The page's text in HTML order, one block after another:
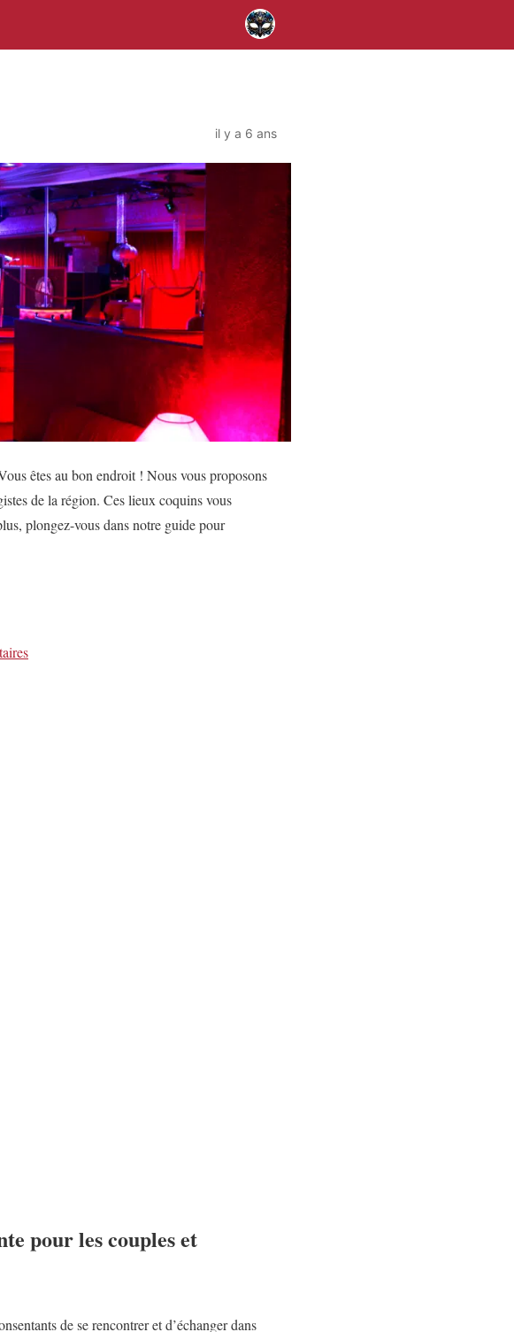
il y a 6 ans
êtes au bon endroit ! Nous vous proposons
de la région. Ces lieux coquins vous
plongez-vous dans notre guide pour
pour les couples et
de se rencontrer et d’échanger dans